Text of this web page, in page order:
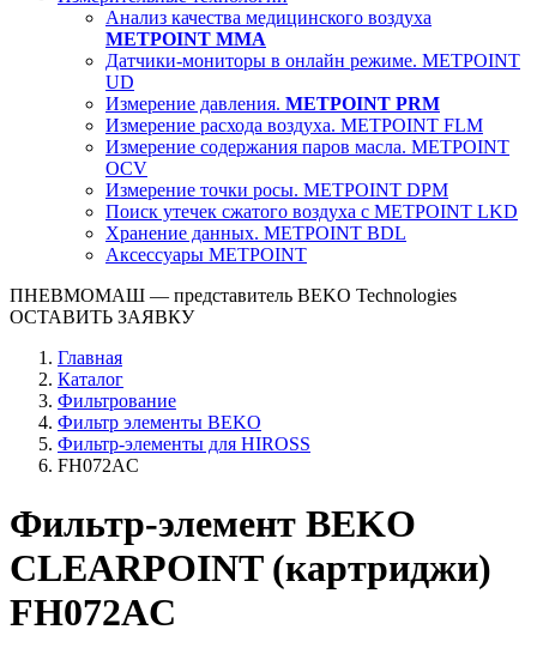
Анализ качества медицинского воздуха
METPOINT MMA
Датчики-мониторы в онлайн режиме. METPOINT
UD
Измерение давления. METPOINT PRM
Измерение расхода воздуха. METPOINT FLM
Измерение содержания паров масла. METPOINT
OCV
Измерение точки росы. METPOINT DPM
Поиск утечек сжатого воздуха с METPOINT LKD
Хранение данных. METPOINT BDL
Аксессуары METPOINT
ПНЕВМОМАШ — представитель BEKO Technologies
ОСТАВИТЬ ЗАЯВКУ
Главная
Каталог
Фильтрование
Фильтр элементы BEKO
Фильтр-элементы для HIROSS
FH072AC
Фильтр-элемент BEKO
CLEARPOINT (картриджи)
FH072AC